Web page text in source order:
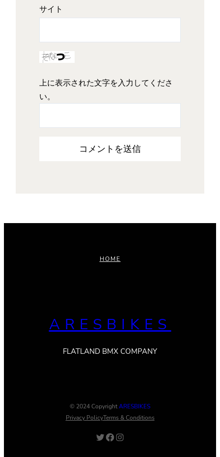
サイト
上に表示された文字を入力してくださ
い。
HOME
ARESBIKES
FLATLAND BMX COMPANY
© 2024 CopyrightARESBIKES
Privacy PolicyTerms & Conditions
Twitter Facebook Instagram